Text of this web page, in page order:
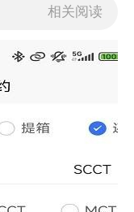
相关阅读